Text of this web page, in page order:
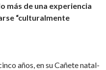
más de una experiencia
“culturalmente
años, en su Cañete natal-